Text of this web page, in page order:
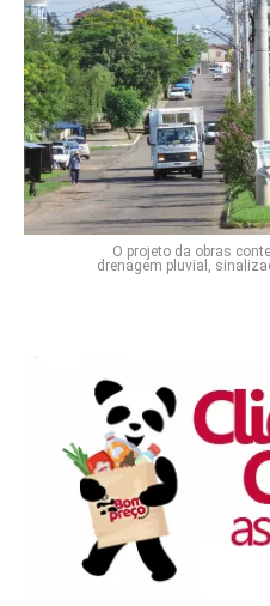
O projeto da obras
drenagem pluvial,